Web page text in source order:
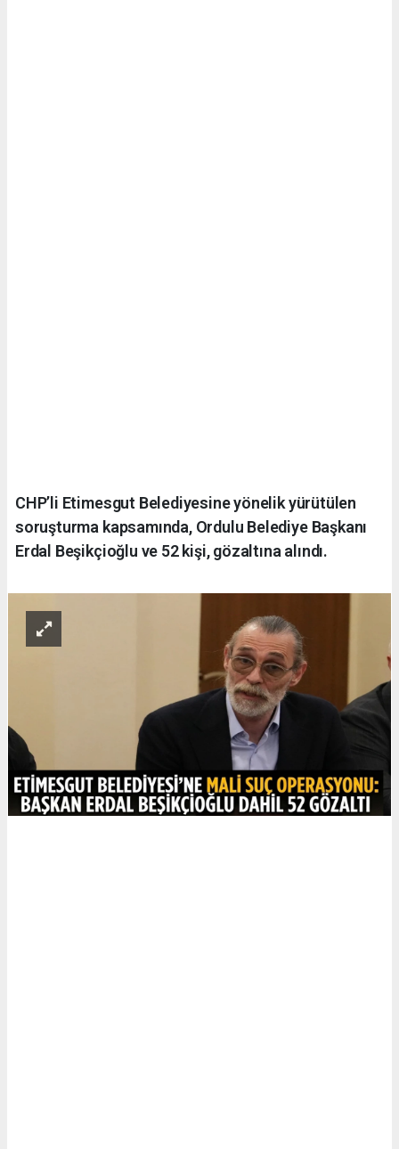
CHP’li Etimesgut Belediyesine yönelik yürütülen
soruşturma kapsamında, Ordulu Belediye Başkanı
Erdal Beşikçioğlu ve 52 kişi, gözaltına alındı.